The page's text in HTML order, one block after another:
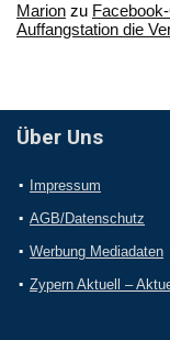
Marion zu
Auffangstation die
Über Uns
Impressum
AGB/Datenschutz
Werbung Mediadaten
Zypern Aktuell –